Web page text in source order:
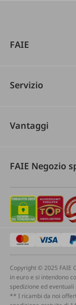
FAIE
Servizio
Vantaggi
FAIE Negozio
Copyright © 2025 FAIE
in euro e si intendono
spedizione ed
** I ricambi da noi